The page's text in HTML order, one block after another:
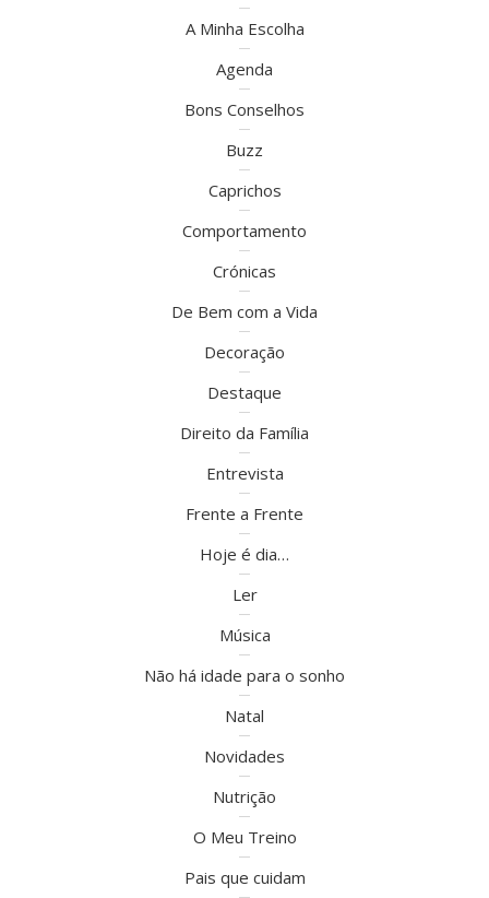
A Minha Escolha
Agenda
Bons Conselhos
Buzz
Caprichos
Comportamento
Crónicas
De Bem com a Vida
Decoração
Destaque
Direito da Família
Entrevista
Frente a Frente
Hoje é dia…
Ler
Música
Não há idade para o sonho
Natal
Novidades
Nutrição
O Meu Treino
Pais que cuidam